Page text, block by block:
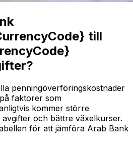
till
penningöverföringskostnader
faktorer som
kommer större
och bättre växelkurser.
för att jämföra Arab Bank